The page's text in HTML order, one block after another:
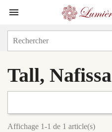

Tall, Nafissa
Affichage 1-1 de 1 article(s)